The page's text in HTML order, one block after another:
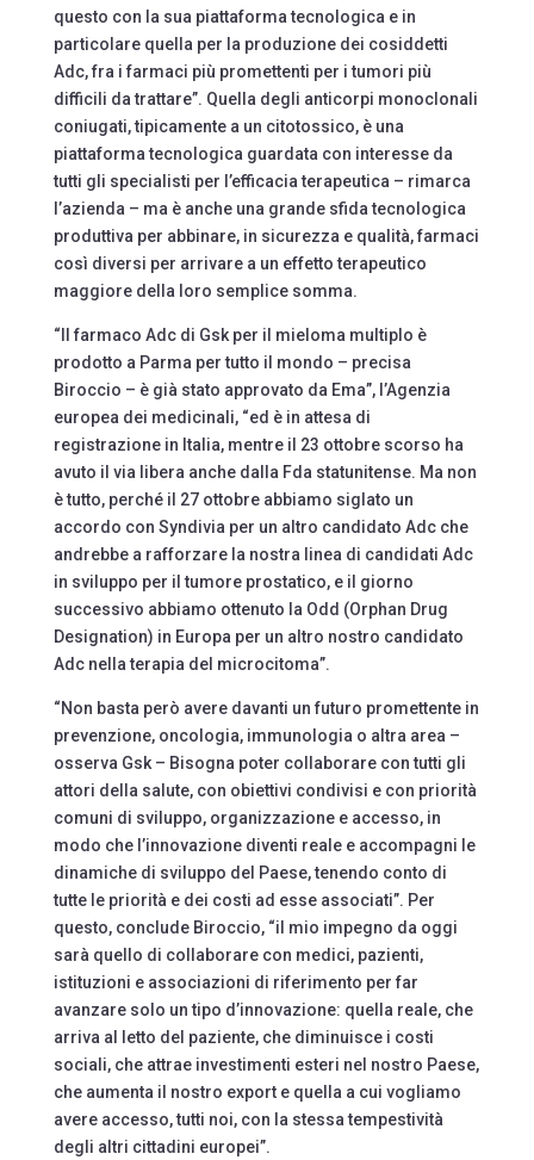
questo con la sua piattaforma tecnologica e in
particolare quella per la produzione dei cosiddetti
Adc, fra i farmaci più promettenti per i tumori più
difficili da trattare”. Quella degli anticorpi monoclonali
coniugati, tipicamente a un citotossico, è una
piattaforma tecnologica guardata con interesse da
tutti gli specialisti per l’efficacia terapeutica – rimarca
l’azienda – ma è anche una grande sfida tecnologica
produttiva per abbinare, in sicurezza e qualità, farmaci
così diversi per arrivare a un effetto terapeutico
maggiore della loro semplice somma.
“Il farmaco Adc di Gsk per il mieloma multiplo è
prodotto a Parma per tutto il mondo – precisa
Biroccio – è già stato approvato da Ema”, l’Agenzia
europea dei medicinali, “ed è in attesa di
registrazione in Italia, mentre il 23 ottobre scorso ha
avuto il via libera anche dalla Fda statunitense. Ma non
è tutto, perché il 27 ottobre abbiamo siglato un
accordo con Syndivia per un altro candidato Adc che
andrebbe a rafforzare la nostra linea di candidati Adc
in sviluppo per il tumore prostatico, e il giorno
successivo abbiamo ottenuto la Odd (Orphan Drug
Designation) in Europa per un altro nostro candidato
Adc nella terapia del microcitoma”.
“Non basta però avere davanti un futuro promettente in
prevenzione, oncologia, immunologia o altra area –
osserva Gsk – Bisogna poter collaborare con tutti gli
attori della salute, con obiettivi condivisi e con priorità
comuni di sviluppo, organizzazione e accesso, in
modo che l’innovazione diventi reale e accompagni le
dinamiche di sviluppo del Paese, tenendo conto di
tutte le priorità e dei costi ad esse associati”. Per
questo, conclude Biroccio, “il mio impegno da oggi
sarà quello di collaborare con medici, pazienti,
istituzioni e associazioni di riferimento per far
avanzare solo un tipo d’innovazione: quella reale, che
arriva al letto del paziente, che diminuisce i costi
sociali, che attrae investimenti esteri nel nostro Paese,
che aumenta il nostro export e quella a cui vogliamo
avere accesso, tutti noi, con la stessa tempestività
degli altri cittadini europei”.